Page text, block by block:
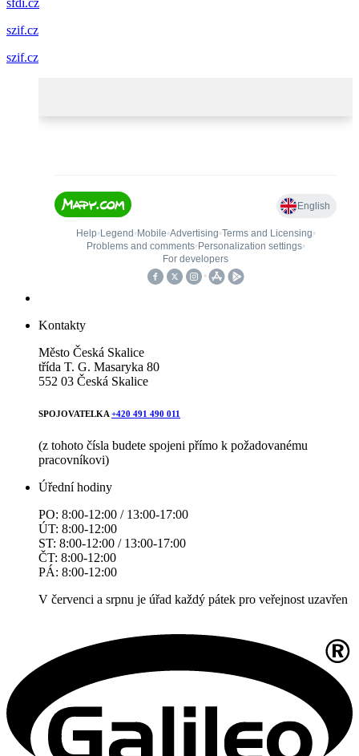
szif.cz
szif.cz
Kontakty
Město Česká Skalice
třída T. G. Masaryka 80
552 03 Česká Skalice
SPOJOVATELKA +420 491 490 011
(z tohoto čísla budete spojeni přímo k požadovanému
pracovníkovi)
Úřední hodiny
PO: 8:00-12:00 / 13:00-17:00
ÚT: 8:00-12:00
ST: 8:00-12:00 / 13:00-17:00
ČT: 8:00-12:00
PÁ: 8:00-12:00
V červenci a srpnu je úřad každý pátek pro veřejnost uzavřen